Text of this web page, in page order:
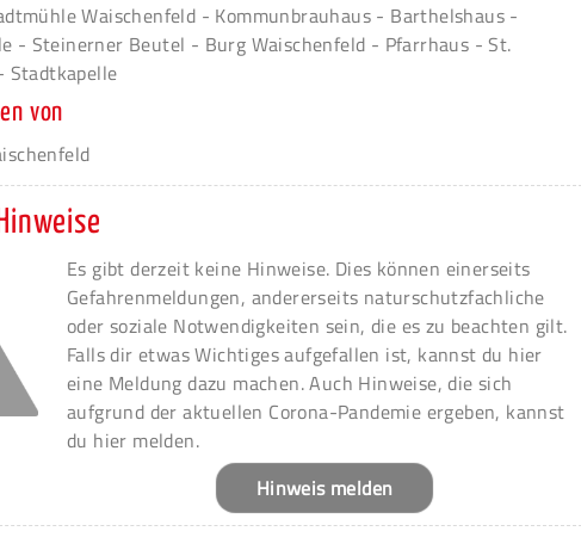
Waischenfeld - Kommunbrauhaus - Barthelshaus -
- Steinerner Beutel - Burg Waischenfeld - Pfarrhaus - St.
Stadtkapelle
von
Es gibt derzeit keine Hinweise. Dies können einerseits
Gefahrenmeldungen, andererseits naturschutzfachliche
oder soziale Notwendigkeiten sein, die es zu beachten gilt.
Falls dir etwas Wichtiges aufgefallen ist, kannst du hier
eine Meldung dazu machen. Auch Hinweise, die sich
aufgrund der aktuellen Corona-Pandemie ergeben, kannst
du hier melden.
Hinweis melden